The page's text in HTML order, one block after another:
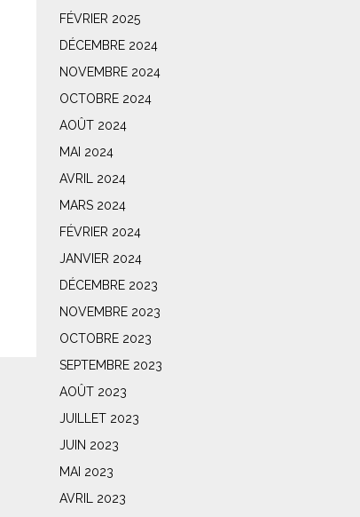
FÉVRIER 2025
DÉCEMBRE 2024
NOVEMBRE 2024
OCTOBRE 2024
AOÛT 2024
MAI 2024
AVRIL 2024
MARS 2024
FÉVRIER 2024
JANVIER 2024
DÉCEMBRE 2023
NOVEMBRE 2023
OCTOBRE 2023
SEPTEMBRE 2023
AOÛT 2023
JUILLET 2023
JUIN 2023
MAI 2023
AVRIL 2023